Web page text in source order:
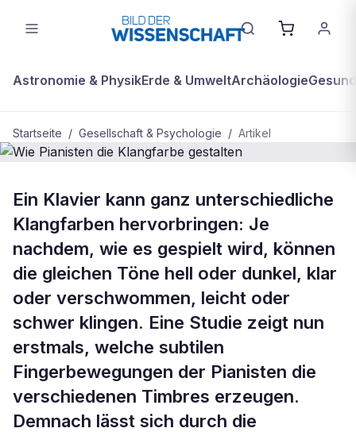
Astronomie & PhysikErde & UmweltArchäologie
Startseite / Gesellschaft & Psychologie / Artikel
GESELLSCHAFT & PSYCHOLOGIE
Wie Pianisten die Klangfarbe
gestalten
Ein Klavier kann ganz unterschiedliche
Klangfarben hervorbringen: Je
nachdem, wie es gespielt wird, können
die gleichen Töne hell oder dunkel, klar
oder verschwommen, leicht oder
schwer klingen. Eine Studie zeigt nun
erstmals, welche subtilen
Fingerbewegungen der Pianisten die
verschiedenen Timbres erzeugen.
Demnach lässt sich durch die